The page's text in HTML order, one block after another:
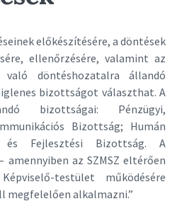
előkészítésére, a döntések
ellenőrzésére, valamint az
döntéshozatalra állandó
bizottságot választhat. A
bizottságai: Pénzügyi,
Bizottság; Humán
és Fejlesztési Bizottság. A
az SZMSZ eltérően
testület működésére
megfelelően alkalmazni.”